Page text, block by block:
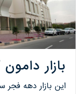
بازار